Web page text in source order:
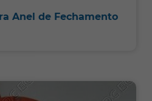
Anel de Fechamento